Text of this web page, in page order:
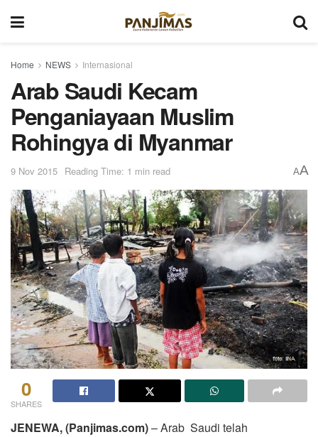
Home NEWS Internasional
Arab Saudi Kecam
Penganiayaan Muslim
Rohingya di Myanmar
9 Nov 2015 Reading Time: 1 min read AA
0
SHARES
JENEWA,(Panjimas.com)– Arab Saudi telah